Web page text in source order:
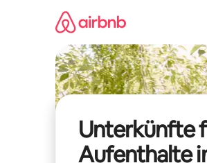
Unterkünfte
Aufenthalte